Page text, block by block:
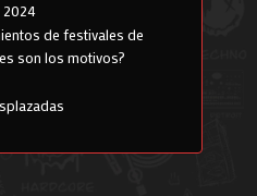
2024
de festivales de
son los motivos?